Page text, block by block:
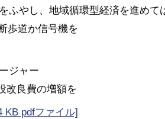
ふやし、地域循環型経済を進めて
歩道か信号機を
ジャー
改良費の増額を
KB pdfファイル]